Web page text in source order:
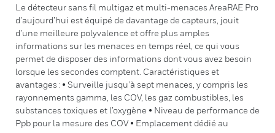
Le détecteur sans fil multigaz et multi-menaces AreaRAE Pro
d’aujourd’hui est équipé de davantage de capteurs, jouit
d’une meilleure polyvalence et offre plus amples
informations sur les menaces en temps réel, ce qui vous
permet de disposer des informations dont vous avez besoin
lorsque les secondes comptent. Caractéristiques et
avantages : • Surveille jusqu’à sept menaces, y compris les
rayonnements gamma, les COV, les gaz combustibles, les
substances toxiques et l’oxygène • Niveau de performance de
Ppb pour la mesure des COV • Emplacement dédié au